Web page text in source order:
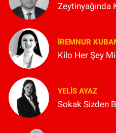
Zeytinyağında
İREMNUR
Kilo Her Şey
YELIS AYAZ
Sokak Sizden